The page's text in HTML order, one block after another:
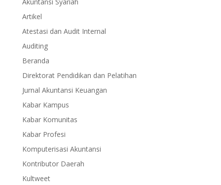
Artikel
Atestasi dan Audit Internal
Auditing
Beranda
Direktorat Pendidikan dan Pelatihan
Jurnal Akuntansi Keuangan
Kabar Kampus
Kabar Komunitas
Kabar Profesi
Komputerisasi Akuntansi
Kontributor Daerah
Kultweet